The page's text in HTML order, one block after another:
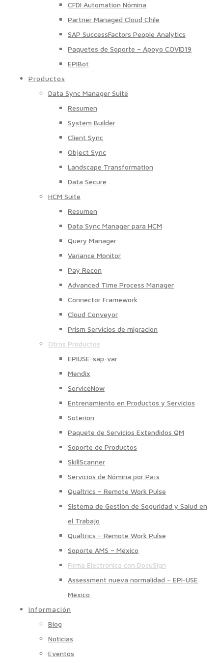
CFDI Automation Nómina
Partner Managed Cloud Chile
SAP SuccessFactors People Analytics
Paquetes de Soporte – Apoyo COVID19
EPIBot
Productos
Data Sync Manager Suite
Resumen
System Builder
Client Sync
Object Sync
Landscape Transformation
Data Secure
HCM Suite
Resumen
Data Sync Manager para HCM
Query Manager
Variance Monitor
Pay Recon
Advanced Time Process Manager
Connector Framework
Cloud Conveyor
Prism Servicios de migración
Otros Productos
EPIUSE-sap-var
Mendix
ServiceNow
Entrenamiento en Productos y Servicios
Soterion
Paquete de Servicios Extendidos QM
Soporte de Productos
SkillScanner
Servicios de Nómina por País
Qualtrics – Remote Work Pulse
Sistema de Gestión de Seguridad y Salud en
el Trabajo
Qualtrics – Remote Work Pulse
Soporte AMS – México
Firma Electrónica con DocuSign
Assessment nueva normalidad – EPI-USE
México
Información
Blog
Noticias
Eventos